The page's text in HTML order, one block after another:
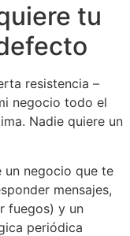
tu
resistencia –
negocio todo el
Nadie quiere un
un negocio que te
mensajes,
fuegos) y un
periódica